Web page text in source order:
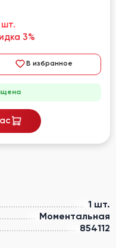
1 шт.
Моментальная
854112
шт.
3%
В избранное